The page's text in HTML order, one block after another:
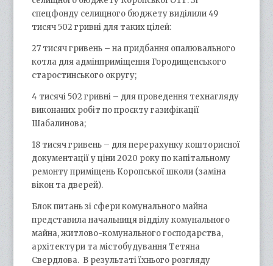
спецфонду селищного бюджету виділили 49
тисяч 502 гривні для таких цілей:
27 тисяч гривень – на придбання опалювального
котла для адмінприміщення Городищенського
старостинського округу;
4 тисячі 502 гривні – для проведення технагляду
виконаних робіт по проєкту газифікації
Шабалинова;
18 тисяч гривень – для перерахунку кошторисної
документації у ціни 2020 року по капітальному
ремонту приміщень Коропської школи (заміна
вікон та дверей).
Блок питань зі сфери комунального майна
представила начальниця відділу комунального
майна, житлово-комунального господарства,
архітектури та містобудування Тетяна
Свердлова. В результаті їхнього розгляду